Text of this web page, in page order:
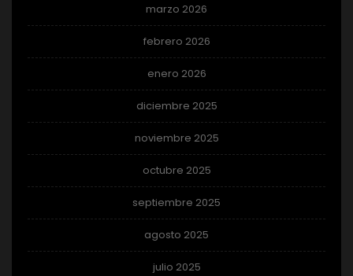
marzo 2026
febrero 2026
enero 2026
diciembre 2025
noviembre 2025
octubre 2025
septiembre 2025
agosto 2025
julio 2025